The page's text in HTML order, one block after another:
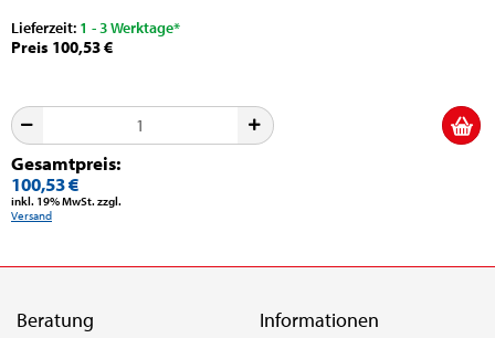
Lieferzeit: 1 - 3 Werktage*
Preis 100,53 €
Gesamtpreis:
100,53 €
inkl. 19% MwSt. zzgl.
Versand
Beratung
Informationen